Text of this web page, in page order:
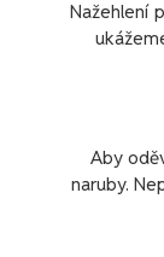
Nažehlení
Aby
naruby.